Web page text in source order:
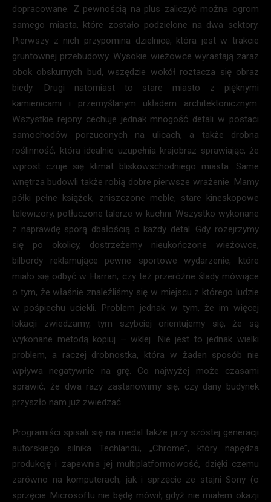
dopracowane. Z pewnością na plus zaliczyć można ogrom
samego miasta, które zostało podzielone na dwa sektory.
Pierwszy z nich przypomina dzielnicę, która jest w trakcie
gruntownej przebudowy. Wysokie wieżowce wyrastają zaraz
obok obskurnych bud, wszędzie wokół roztacza się obraz
biedy. Drugi natomiast to stare miasto z pięknymi
kamienicami i przemyślanym układem architektonicznym.
Wszystkie rejony cechuje jednak mnogość detali w postaci
samochodów porzuconych na ulicach, a także drobna
roślinność, która idealnie uzupełnia krajobraz sprawiając, że
wprost czuje się klimat bliskowschodniego miasta. Same
wnętrza budowli także robią dobre pierwsze wrażenie. Mamy
półki pełne książek, zniszczone meble, stare kineskopowe
telewizory, potłuczone talerze w kuchni. Wszystko wykonane
z naprawdę sporą dbałością o każdy detal. Gdy rozejrzymy
się po okolicy, dostrzeżemy nieukończone wieżowce,
bilbordy reklamujące pewne sportowe wydarzenie, które
miało się odbyć w Harran, czy też przeróżne ślady mówiące
o tym, że właśnie znaleźliśmy się w miejscu z którego ludzie
w pośpiechu uciekli. Problem jednak w tym, że im więcej
lokacji zwiedzamy, tym szybciej orientujemy się, że są
wykonane metodą kopiuj – wklej. Nie jest to jednak wielki
problem, a raczej drobnostka, która w żaden sposób nie
wpływa negatywnie na grę. Co najwyżej może czasami
sprawić, że dwa razy zastanowimy się, czy dany budynek
przyszło nam już zwiedzać.
Programiści spisali się na medal także przy szóstej generacji
autorskiego silnika Techlandu, „Chrome”, który napędza
produkcję i zapewnia jej multiplatformowość, dzięki czemu
zarówno na komputerach, jak i sprzęcie ze stajni Sony (o
sprzęcie Microsoftu nie będę mówił, gdyż nie miałem okazji